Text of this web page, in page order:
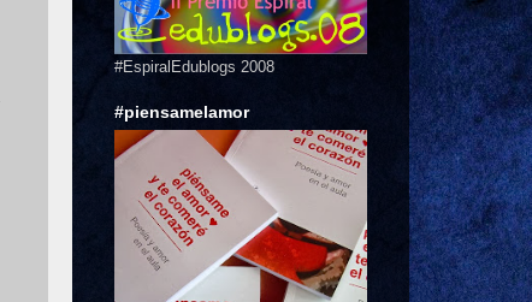
#EspiralEdublogs 2008
#piensamelamor